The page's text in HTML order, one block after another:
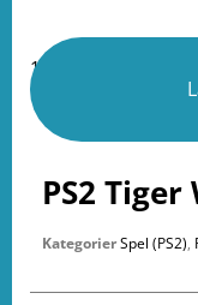
1 i lager
PS2 Tiger
KategorierSpel (PS2),